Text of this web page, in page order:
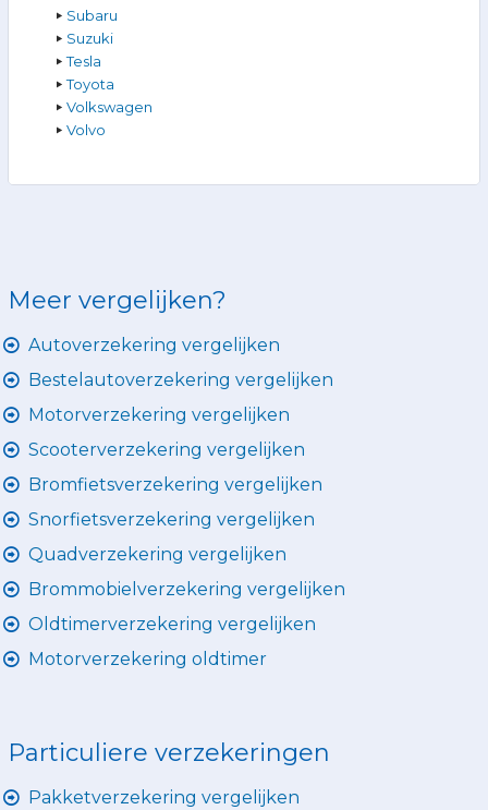
Subaru
Suzuki
Tesla
Toyota
Volkswagen
Volvo
Meer vergelijken?
Autoverzekering vergelijken
Bestelautoverzekering vergelijken
Motorverzekering vergelijken
Scooterverzekering vergelijken
Bromfietsverzekering vergelijken
Snorfietsverzekering vergelijken
Quadverzekering vergelijken
Brommobielverzekering vergelijken
Oldtimerverzekering vergelijken
Motorverzekering oldtimer
Particuliere verzekeringen
Pakketverzekering vergelijken